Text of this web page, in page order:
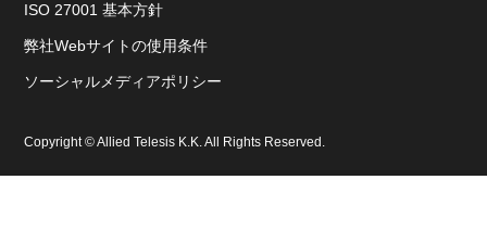
ISO 27001 基本方針
弊社Webサイトの使用条件
ソーシャルメディアポリシー
Copyright © Allied Telesis K.K. All Rights Reserved.